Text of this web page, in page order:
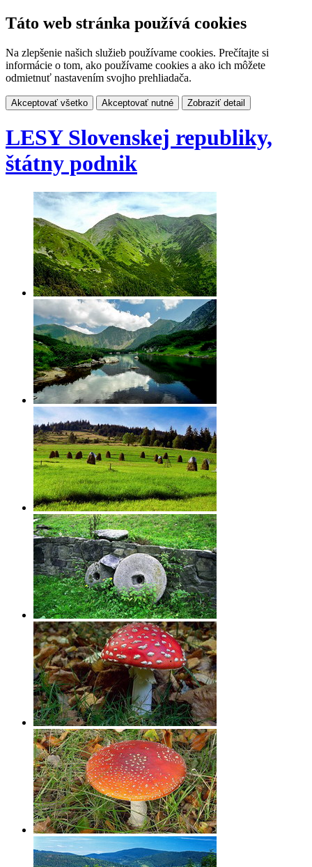
Táto web stránka používá cookies
Na zlepšenie našich služieb používame cookies. Prečítajte si
informácie o tom, ako používame cookies a ako ich môžete
odmietnuť nastavením svojho prehliadača.
Akceptovať všetko Akceptovať nutné Zobraziť detail
LESY Slovenskej republiky,
štátny podnik